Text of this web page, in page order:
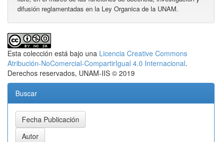
difusión reglamentadas en la Ley Organica de la UNAM.
Esta colección está bajo una Licencia Creative Commons
Atribución-NoComercial-CompartirIgual 4.0 Internacional.
Derechos reservados, UNAM-IIS © 2019
Buscar